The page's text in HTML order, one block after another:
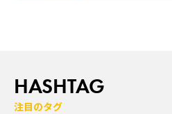
HASHTAG
注目のタグ